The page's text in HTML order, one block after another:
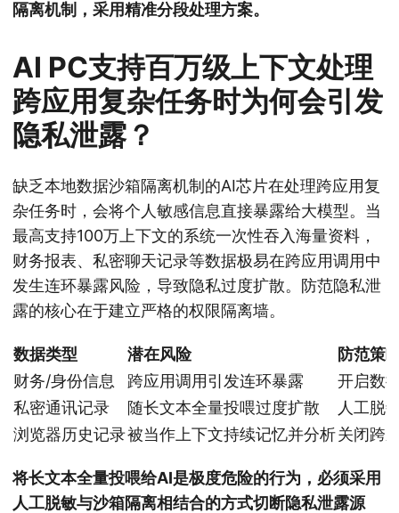
隔离机制，采用精准分段处理方案。
AI PC支持百万级上下文处理
跨应用复杂任务时为何会引发
隐私泄露？
缺乏本地数据沙箱隔离机制的AI芯片在处理跨应用复
杂任务时，会将个人敏感信息直接暴露给大模型。当
最高支持100万上下文的系统一次性吞入海量资料，
财务报表、私密聊天记录等数据极易在跨应用调用中
发生连环暴露风险，导致隐私过度扩散。防范隐私泄
露的核心在于建立严格的权限隔离墙。
数据类型 潜在风险
防范策
财务/身份信息
跨应用调用引发连环暴露
开启数
私密通讯记录
随长文本全量投喂过度扩散
人工脱
浏览器历史记录被当作上下文持续记忆并分析关闭跨
将长文本全量投喂给AI是极度危险的行为，必须采用
人工脱敏与沙箱隔离相结合的方式切断隐私泄露源